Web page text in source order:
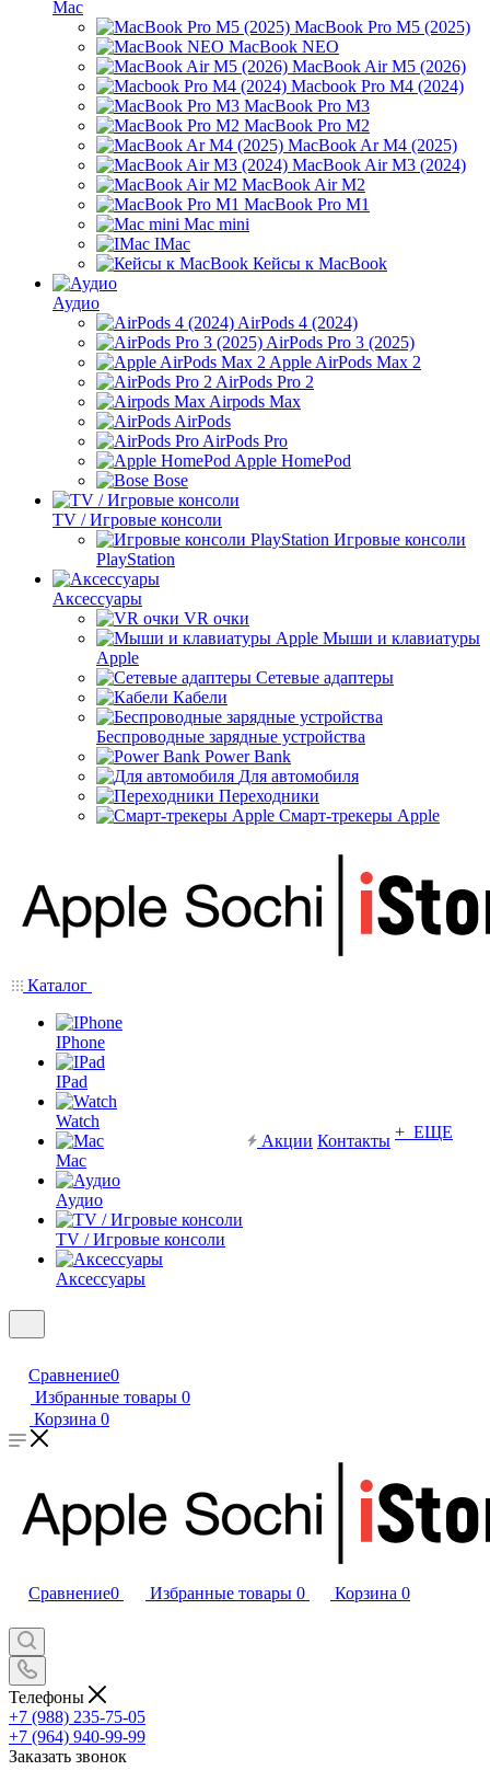
Mac
MacBook Pro M5 (2025)
MacBook NEO
MacBook Air M5 (2026)
Macbook Pro M4 (2024)
MacBook Pro M3
MacBook Pro M2
MacBook Ar M4 (2025)
MacBook Air M3 (2024)
MacBook Air M2
MacBook Pro M1
Mac mini
IMac
Кейсы к MacBook
Аудио
AirPods 4 (2024)
AirPods Pro 3 (2025)
Apple AirPods Max 2
AirPods Pro 2
Airpods Max
AirPods
AirPods Pro
Apple HomePod
Bose
TV / Игровые консоли
Игровые консоли
PlayStation
Аксессуары
VR очки
Мыши и клавиатуры
Apple
Сетевые адаптеры
Кабели
Беспроводные зарядные устройства
Power Bank
Для автомобиля
Переходники
Смарт-трекеры Apple
Каталог
IPhone
IPad
Watch
Mac
Аудио
TV / Игровые консоли
Аксессуары
Акции Контакты + ЕЩЕ
Сравнение0
Избранные товары 0
Корзина 0
Сравнение0 Избранные товары 0 Корзина 0
Телефоны
+7 (988) 235-75-05
+7 (964) 940-99-99
Заказать звонок